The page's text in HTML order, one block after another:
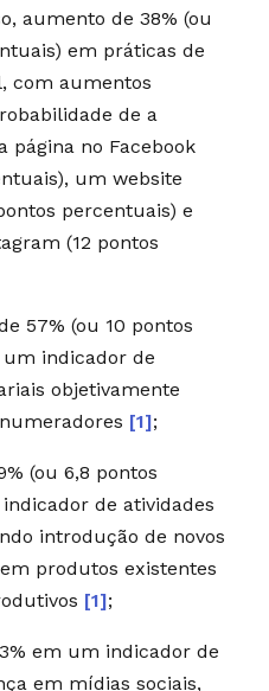
aumento de 38% (ou
em práticas de
com aumentos
de a
página no Facebook
um website
percentuais) e
(12 pontos
57% (ou 10 pontos
indicador de
objetivamente
[1];
(ou 6,8 pontos
de atividades
introdução de novos
produtos existentes
[1];
em um indicador de
em mídias sociais,